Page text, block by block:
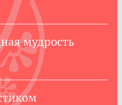
мудрость